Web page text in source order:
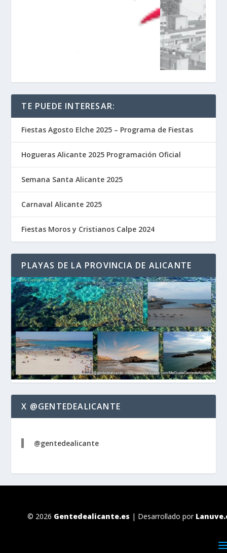
TE PUEDE INTERESAR:
Fiestas Agosto Elche 2025 – Programa de Fiestas
Hogueras Alicante 2025 Programación Oficial
Semana Santa Alicante 2025
Carnaval Alicante 2025
Fiestas Moros y Cristianos Calpe 2024
PLAYAS DE LA PROVINCIA DE ALICANTE
X @GENTEDEALICANTE
@gentedealicante
© 2026 Gentedealicante.es | Desarrollado por